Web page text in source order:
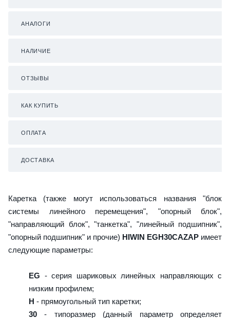
АНАЛОГИ
НАЛИЧИЕ
ОТЗЫВЫ
КАК КУПИТЬ
ОПЛАТА
ДОСТАВКА
Каретка (также могут использоваться названия "блок
системы линейного перемещения", "опорный блок",
"направляющий блок", "танкетка", "линейный подшипник",
"опорный подшипник" и прочие) HIWIN EGH30CAZAP имеет
следующие параметры:
EG - серия шариковых линейных направляющих с
низким профилем;
H - прямоугольный тип каретки;
30 - типоразмер (данный параметр определяет